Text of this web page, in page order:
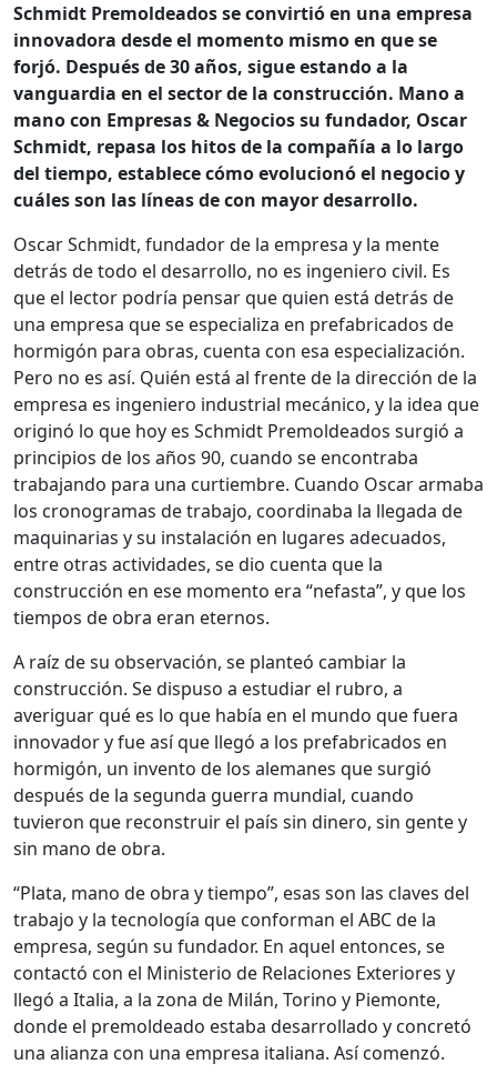
Schmidt Premoldeados se convirtió en una empresa
innovadora desde el momento mismo en que se
forjó. Después de 30 años, sigue estando a la
vanguardia en el sector de la construcción. Mano a
mano con Empresas & Negocios su fundador, Oscar
Schmidt, repasa los hitos de la compañía a lo largo
del tiempo, establece cómo evolucionó el negocio y
cuáles son las líneas de con mayor desarrollo.
Oscar Schmidt, fundador de la empresa y la mente
detrás de todo el desarrollo, no es ingeniero civil. Es
que el lector podría pensar que quien está detrás de
una empresa que se especializa en prefabricados de
hormigón para obras, cuenta con esa especialización.
Pero no es así. Quién está al frente de la dirección de la
empresa es ingeniero industrial mecánico, y la idea que
originó lo que hoy es Schmidt Premoldeados surgió a
principios de los años 90, cuando se encontraba
trabajando para una curtiembre. Cuando Oscar armaba
los cronogramas de trabajo, coordinaba la llegada de
maquinarias y su instalación en lugares adecuados,
entre otras actividades, se dio cuenta que la
construcción en ese momento era “nefasta”, y que los
tiempos de obra eran eternos.
A raíz de su observación, se planteó cambiar la
construcción. Se dispuso a estudiar el rubro, a
averiguar qué es lo que había en el mundo que fuera
innovador y fue así que llegó a los prefabricados en
hormigón, un invento de los alemanes que surgió
después de la segunda guerra mundial, cuando
tuvieron que reconstruir el país sin dinero, sin gente y
sin mano de obra.
“Plata, mano de obra y tiempo”, esas son las claves del
trabajo y la tecnología que conforman el ABC de la
empresa, según su fundador. En aquel entonces, se
contactó con el Ministerio de Relaciones Exteriores y
llegó a Italia, a la zona de Milán, Torino y Piemonte,
donde el premoldeado estaba desarrollado y concretó
una alianza con una empresa italiana. Así comenzó.